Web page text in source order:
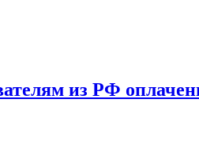
из РФ